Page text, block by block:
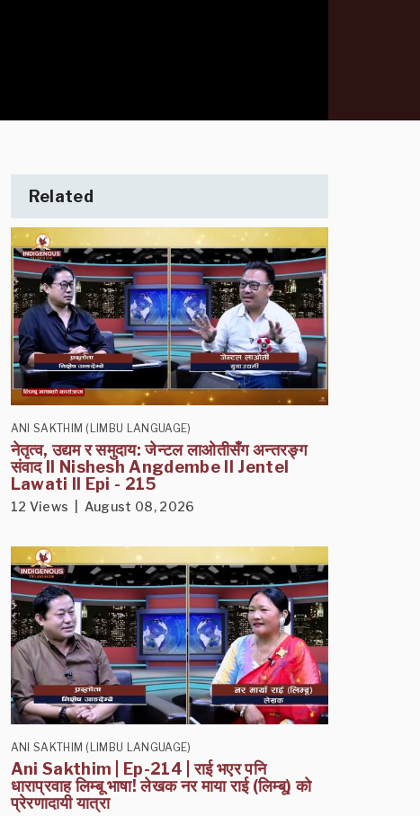
Related
ANI SAKTHIM (LIMBU LANGUAGE)
नेतृत्व, उद्यम र समुदाय: जेन्टल लाओतीसँग अन्तरङ्ग
संवाद II Nishesh Angdembe II Jentel
Lawati II Epi - 215
12 Views | August 08, 2026
ANI SAKTHIM (LIMBU LANGUAGE)
Ani Sakthim | Ep-214 | राई भएर पनि
धाराप्रवाह लिम्बू भाषा! लेखक नर माया राई (लिम्बू) को
प्रेरणादायी यात्रा